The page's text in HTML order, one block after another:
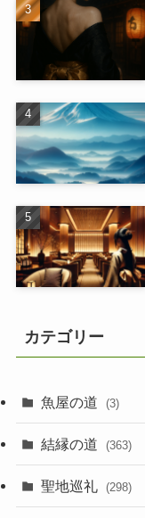
カテゴリー
魚屋の道 (3)
結縁の道 (363)
聖地巡礼 (298)